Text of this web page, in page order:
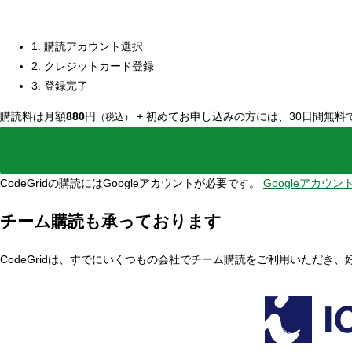
1. 購読アカウント選択
2. クレジットカード登録
3. 登録完了
購読料は月額880円 （税込） + 初めてお申し込みの方には、30日間無料
CodeGridの購読にはGoogleアカウントが必要です。 Googleアカウン
チーム購読も承っております
CodeGridは、すでにいくつもの会社でチーム購読をご利用いただき、